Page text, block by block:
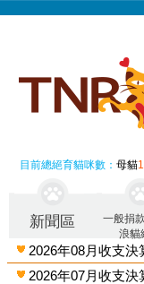
目前總絕育貓咪數：母貓
新聞區
一般捐
浪貓
2026年08月收支決
2026年07月收支決